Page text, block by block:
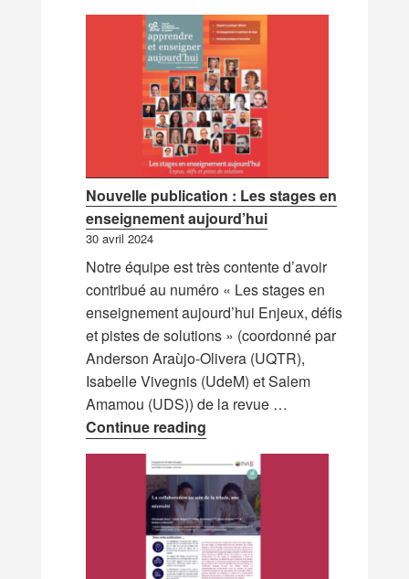
Nouvelle publication : Les stages en
enseignement aujourd’hui
30 avril 2024
Notre équipe est très contente d’avoir
contribué au numéro « Les stages en
enseignement aujourd’hui Enjeux, défis
et pistes de solutions » (coordonné par
Anderson Araùjo-Olivera (UQTR),
Isabelle Vivegnis (UdeM) et Salem
Amamou (UDS)) de la revue …
Continue readingNouvelle publication : Les